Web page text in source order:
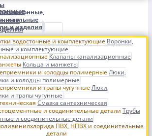
и изделия
Воронки,
и комплектующие
Клапаны канализационные
Кольца и манжеты
Люки,
и колодцы полимерные
Люки,
и трапы чугунные
Смазка сантехническая
Трубы
и соединительные детали